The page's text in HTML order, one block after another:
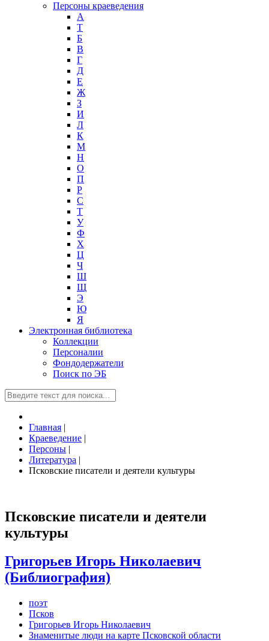
Персоны краеведения
А
T
Б
В
Г
Д
Е
Ж
З
И
Л
К
М
Н
О
П
Р
С
Т
У
Ф
Х
Ц
Ч
Ш
Щ
Э
Ю
Я
Электронная библиотека
Коллекции
Персоналии
Фондодержатели
Поиск по ЭБ
Главная |
Краеведение |
Персоны |
Литература |
Псковские писатели и деятели культуры
Псковские писатели и деятели
культуры
Григорьев Игорь Николаевич
(Библиография)
поэт
Псков
Григорьев Игорь Николаевич
Знаменитые люди на карте Псковской области